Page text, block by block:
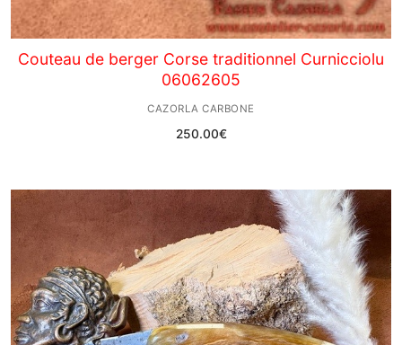
Couteau de berger Corse traditionnel Curnicciolu
06062605
CAZORLA CARBONE
250.00€